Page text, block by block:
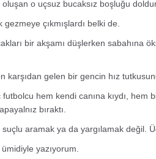
o uçsuz bucaksız boşluğu
çıkmışlardı belki de.
bir akşamı düşlerken sabahına
karşıdan gelen bir gencin hız
hem kendi canına kıydı, hem
bıraktı.
suçlu aramak ya da yargılamak değil.
ümidiyle yazıyorum.